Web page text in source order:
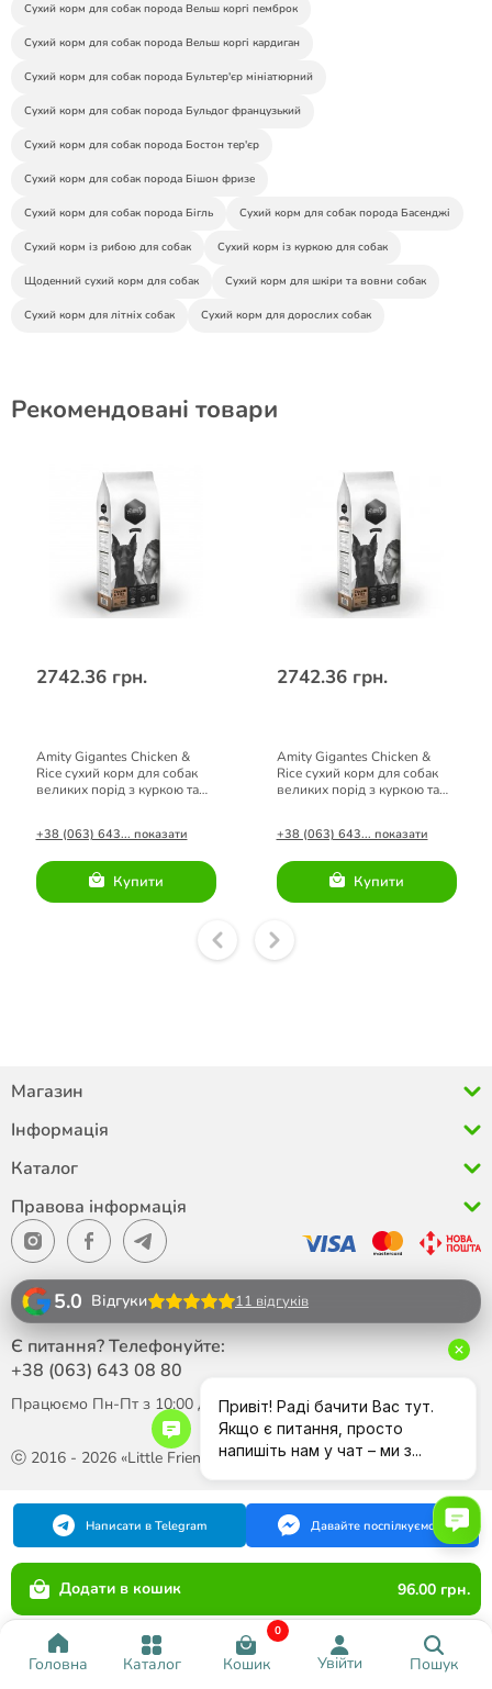
Головна Каталог Кошик
0
Увійти Пошук
Сухий корм для собак порода Вельш коргі пемброк
Сухий корм для собак порода Вельш коргі кардиган
Сухий корм для собак порода Бультер'єр мініатюрний
Сухий корм для собак порода Бульдог французький
Сухий корм для собак порода Бостон тер'єр
Сухий корм для собак порода Бішон фризе
Сухий корм для собак порода Бігль Сухий корм для собак порода Басенджі
Сухий корм із рибою для собак Сухий корм із куркою для собак
Щоденний сухий корм для собак Сухий корм для шкіри та вовни собак
Сухий корм для літніх собак Сухий корм для дорослих собак
Рекомендовані товари
2742.36 грн.
Amity Gigantes Chicken &
Rice сухий корм для собак
великих порід з куркою та
+38 (063) 643... показати
Купити
2742.36 грн.
Amity Gigantes Chicken &
Rice сухий корм для собак
великих порід з куркою та
+38 (063) 643... показати
Купити
Додати в кошик 96.00 грн.
Магазин
Інформація
Каталог
Правова інформація
ⓒ 2016 - 2026 «Little Friend»
5.0 Відгуки 11 відгуків
Є питання? Телефонуйте:
+38 (063) 643 08 80
Працюємо Пн-Пт з 10:00 до 18:00
Написати в Telegram Давайте поспілкуємося